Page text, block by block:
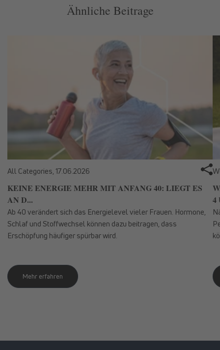
Ähnliche Beitrage
All Categories, 17.06.2026
KEINE ENERGIE MEHR MIT ANFANG 40: LIEGT ES
AN D...
Ab 40 verändert sich das Energielevel vieler Frauen. Hormone,
Schlaf und Stoffwechsel können dazu beitragen, dass
Erschöpfung häufiger spürbar wird.
Mehr erfahren
4